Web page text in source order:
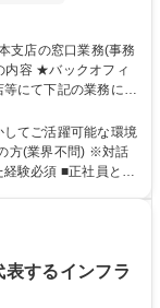
にて下記の業務に従
等の受付・オペレ
業務紹介：ご応募前
career/circle/
てご活躍可能な環境
方(業界不問) ※対話
社員とし
選択肢があり、公募
チャーが浸透してい
するインフラ